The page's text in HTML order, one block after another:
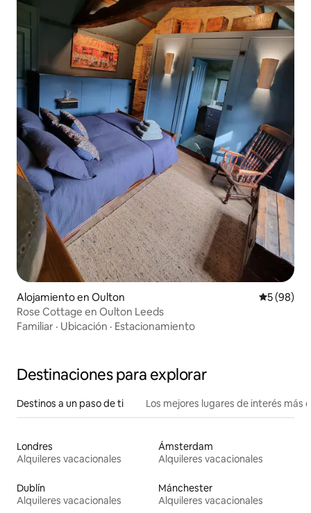
Alojamiento en Oulton
5 (98)
Rose Cottage en Oulton Leeds
Familiar · Ubicación · Estacionamiento
Destinaciones para explorar
Destinos a un paso de ti Los mejores lugares de interés más
Londres
Alquileres vacacionales
Ámsterdam
Alquileres vacacionales
Dublín
Alquileres vacacionales
Mánchester
Alquileres vacacionales